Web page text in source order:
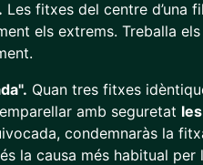
Les fitxes del centre d’una
els extrems. Treballa
Quan tres fitxes
amb seguretat
condemnaràs la
la causa més habitual